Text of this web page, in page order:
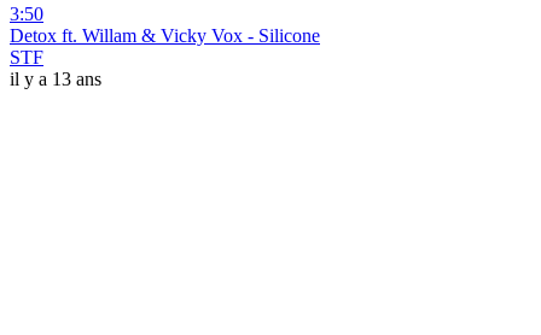
3:50
Detox ft. Willam & Vicky Vox - Silicone
STF
il y a 13 ans